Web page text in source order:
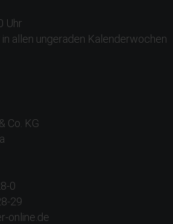
Uhr
in allen ungeraden Kalenderwochen
Co. KG
0
29
online.de